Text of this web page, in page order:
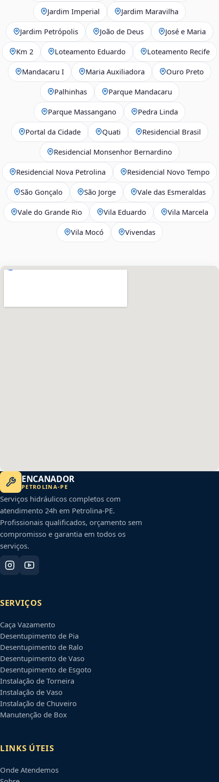
Jardim Imperial Jardim Maravilha
Jardim Petrópolis João de Deus José e Maria
Km 2 Loteamento Eduardo Loteamento Recife
Mandacaru I Maria Auxiliadora Ouro Preto
Palhinhas Parque Mandacaru
Parque Massangano Pedra Linda
Portal da Cidade Quati Residencial Brasil
Residencial Monsenhor Bernardino
Residencial Nova Petrolina Residencial Novo Tempo
São Gonçalo São Jorge Vale das Esmeraldas
Vale do Grande Rio Vila Eduardo Vila Marcela
Vila Mocó Vivendas
ENCANADOR
PETROLINA-PE
Serviços hidráulicos completos com
atendimento 24h em Petrolina-PE.
Profissionais qualificados, orçamento sem
compromisso e garantia em todos os
serviços.
SERVIÇOS
Caça Vazamento
Desentupimento de Pia
Desentupimento de Ralo
Desentupimento de Vaso
Desentupimento de Esgoto
Instalação de Torneira
Instalação de Vaso
Instalação de Chuveiro
Manutenção de Box
LINKS ÚTEIS
Onde Atendemos